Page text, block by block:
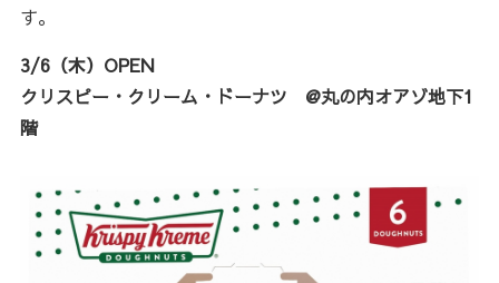
す。
3/6（木）OPEN
クリスピー・クリーム・ドーナツ @丸の内オアゾ地下1
階